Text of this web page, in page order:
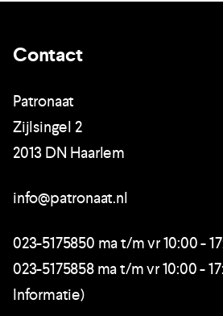
Contact
Patronaat
Zijlsingel 2
2013 DN Haarlem
info@patronaat.nl
023-5175850 ma t/m vr 10:00 -
023-5175858 ma t/m vr 10:00 -
Informatie)